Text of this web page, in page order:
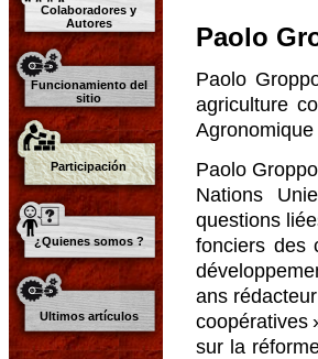
Colaboradores y
Autores
Funcionamiento del
sitio
Participación
¿Quienes somos ?
Ultimos artículos
Paolo
Paolo
agriculture
Paolo
Nations
questions
fonciers des
ans
coopératives
sur la